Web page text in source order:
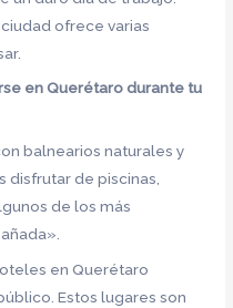
ofrece varias
en Querétaro durante tu
balnearios naturales y
de piscinas,
de los más
en Querétaro
Estos lugares son